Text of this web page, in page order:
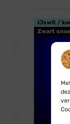
IJswit /
Zwart